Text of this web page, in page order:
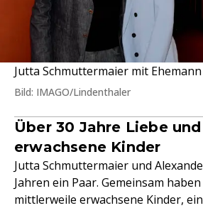
Jutta Schmuttermaier mit
Bild: IMAGO/Lindenthaler
Über 30 Jahre Liebe
erwachsene Kinder
Jutta Schmuttermaier und
Jahren ein Paar. Gemeinsam
mittlerweile erwachsene Kinder,